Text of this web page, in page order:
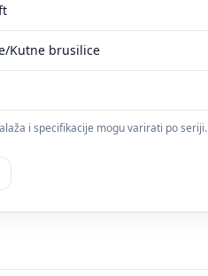
Kutne brusilice
i specifikacije mogu varirati po seriji.